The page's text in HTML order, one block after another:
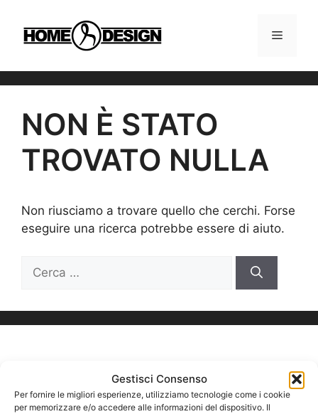
Gestisci Consenso
Per fornire le migliori esperienze, utilizziamo tecnologie come i cookie
per memorizzare e/o accedere alle informazioni del dispositivo. Il
contenuto
MENU
NON È STATO
TROVATO NULLA
Non riusciamo a trovare quello che cerchi. Forse
eseguire una ricerca potrebbe essere di aiuto.
per: